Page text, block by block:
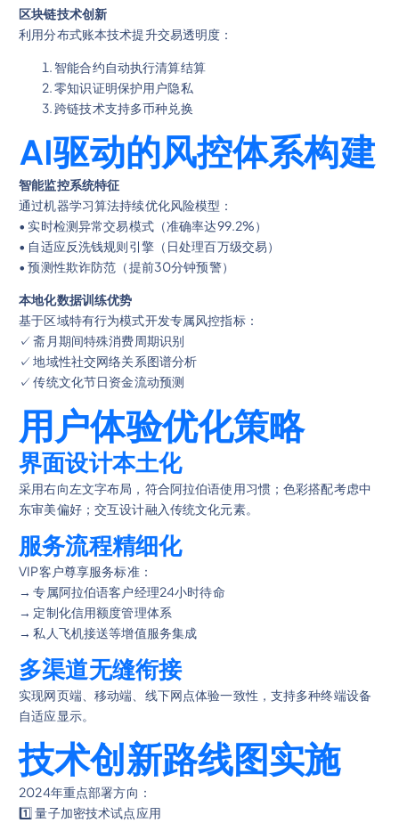
区块链技术创新
利用分布式账本技术提升交易透明度：
智能合约自动执行清算结算
零知识证明保护用户隐私
跨链技术支持多币种兑换
AI驱动的风控体系构建
智能监控系统特征
通过机器学习算法持续优化风险模型：
• 实时检测异常交易模式（准确率达99.2%）
• 自适应反洗钱规则引擎（日处理百万级交易）
• 预测性欺诈防范（提前30分钟预警）
本地化数据训练优势
基于区域特有行为模式开发专属风控指标：
✓ 斋月期间特殊消费周期识别
✓ 地域性社交网络关系图谱分析
✓ 传统文化节日资金流动预测
用户体验优化策略
界面设计本土化
采用右向左文字布局，符合阿拉伯语使用习惯；色彩搭配考虑中
东审美偏好；交互设计融入传统文化元素。
服务流程精细化
VIP客户尊享服务标准：
→ 专属阿拉伯语客户经理24小时待命
→ 定制化信用额度管理体系
→ 私人飞机接送等增值服务集成
多渠道无缝衔接
实现网页端、移动端、线下网点体验一致性，支持多种终端设备
自适应显示。
技术创新路线图实施
2024年重点部署方向：
1️⃣ 量子加密技术试点应用